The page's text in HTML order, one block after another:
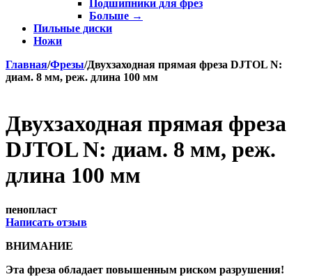
Подшипники для фрез
Больше →
Пильные диски
Ножи
Главная/Фрезы/Двухзаходная прямая фреза DJTOL N:
диам. 8 мм, реж. длина 100 мм
Двухзаходная прямая фреза
DJTOL N: диам. 8 мм, реж.
длина 100 мм
пенопласт
Написать отзыв
ВНИМАНИЕ
Эта фреза обладает повышенным риском разрушения!